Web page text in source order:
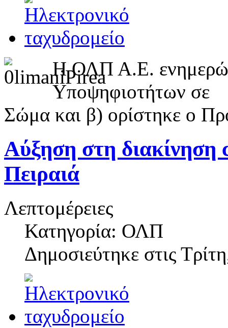
Η ΟΛΠ Α.Ε.
Υποψηφιοτήτων σε
Σώμα και β) ορίστηκε ο
Αύξηση στη διακίνηση
Πειραιά
Λεπτομέρειες
Κατηγορία: ΟΛΠ
Δημοσιεύτηκε στις